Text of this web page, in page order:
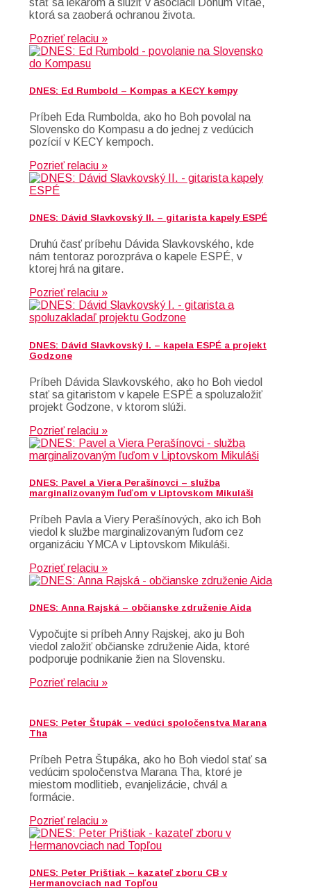
ktorá sa zaoberá ochranou života.
Pozrieť relaciu »
DNES: Ed Rumbold – Kompas a KECY kempy
Príbeh Eda Rumbolda, ako ho Boh povolal na
Slovensko do Kompasu a do jednej z vedúcich
pozícií v KECY kempoch.
Pozrieť relaciu »
DNES: Dávid Slavkovský II. – gitarista kapely ESPÉ
Druhú časť príbehu Dávida Slavkovského, kde
nám tentoraz porozpráva o kapele ESPÉ, v
ktorej hrá na gitare.
Pozrieť relaciu »
DNES: Dávid Slavkovský I. – kapela ESPÉ a projekt
Godzone
Príbeh Dávida Slavkovského, ako ho Boh viedol
stať sa gitaristom v kapele ESPÉ a spoluzaložiť
projekt Godzone, v ktorom slúži.
Pozrieť relaciu »
DNES: Pavel a Viera Perašínovci – služba
marginalizovaným ľuďom v Liptovskom Mikuláši
Príbeh Pavla a Viery Perašínových, ako ich Boh
viedol k službe marginalizovaným ľuďom cez
organizáciu YMCA v Liptovskom Mikuláši.
Pozrieť relaciu »
DNES: Anna Rajská – občianske združenie Aida
Vypočujte si príbeh Anny Rajskej, ako ju Boh
viedol založiť občianske združenie Aida, ktoré
podporuje podnikanie žien na Slovensku.
Pozrieť relaciu »
DNES: Peter Štupák – vedúci spoločenstva Marana
Tha
Príbeh Petra Štupáka, ako ho Boh viedol stať sa
vedúcim spoločenstva Marana Tha, ktoré je
miestom modlitieb, evanjelizácie, chvál a
formácie.
Pozrieť relaciu »
DNES: Peter Prištiak – kazateľ zboru CB v
Hermanovciach nad Topľou